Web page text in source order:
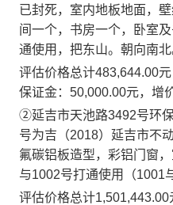
已封死， 室内地板地面，
间一个，书房一个，卧室
通使用，把东山。朝向南北
评估价格总计483,644.00
保证金： 50,000.00元，增
②延吉市天池路3492号环
号为吉（2018）延吉市不
氟碳铝板造型，彩铝门窗
与1002号打通使用（1001
评估价格总计1,501,443.00